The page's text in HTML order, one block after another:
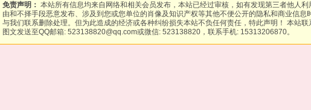
免责声明： 本站所有信息均来自网络和相关会员发布，本站已经过审核，如有发现第三者他人利
由和不择手段恶意发布、涉及到您或您单位的肖像及知识产权等其他不便公开的隐私和商业信息
与我们联系删除处理。但为此造成的经济或各种纠纷损失本站不负任何责任，特此声明！ 本站联
图文发送至QQ邮箱: 523138820@qq.com或微信: 523138820，联系手机: 15313206870。